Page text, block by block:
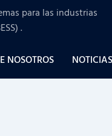
para las industrias
.
NOSOTROS NOTICIAS